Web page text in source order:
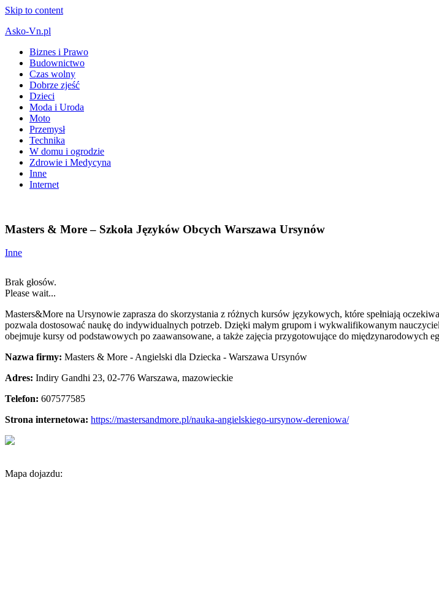
Skip to content
Asko-Vn.pl
Biznes i Prawo
Budownictwo
Czas wolny
Dobrze zjeść
Dzieci
Moda i Uroda
Moto
Przemysł
Technika
W domu i ogrodzie
Zdrowie i Medycyna
Inne
Internet
Masters & More – Szkoła Języków Obcych Warszawa Ursynów
Inne
Brak głosów.
Please wait...
Masters&More na Ursynowie zaprasza do skorzystania z różnych kursów językowych, które spełniają
pozwala dostosować naukę do indywidualnych potrzeb. Dzięki małym grupom i wykwalifikowanym
obejmuje kursy od podstawowych po zaawansowane, a także zajęcia przygotowujące do międzynarodowych
Nazwa firmy: Masters & More - Angielski dla Dziecka - Warszawa Ursynów
Adres: Indiry Gandhi 23, 02-776 Warszawa, mazowieckie
Telefon: 607577585
Strona internetowa: https://mastersandmore.pl/nauka-angielskiego-ursynow-dereniowa/
Mapa dojazdu: